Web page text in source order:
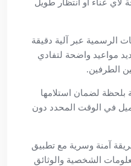
لأي عناء أو انتظار طويل
الرسمية عبر آلية دقيقة
مواعيد واضحة لتفادي
الطرفين.
بلحظة لضمان استلامها
في الوقت المحدد دون
آمنة وسرية مع تطبيق
الشخصية والوثائق